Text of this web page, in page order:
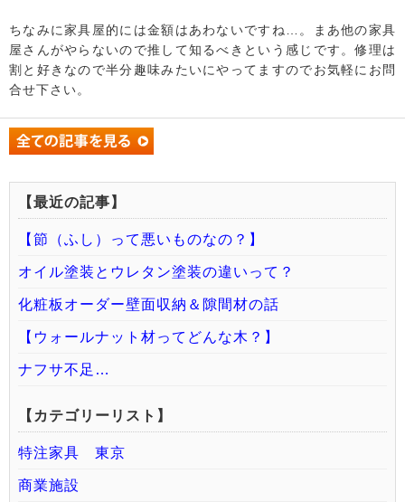
ちなみに家具屋的には金額はあわないですね…。まあ他の家具
屋さんがやらないので推して知るべきという感じです。修理は
割と好きなので半分趣味みたいにやってますのでお気軽にお問
合せ下さい。
【最近の記事】
【節（ふし）って悪いものなの？】
オイル塗装とウレタン塗装の違いって？
化粧板オーダー壁面収納＆隙間材の話
【ウォールナット材ってどんな木？】
ナフサ不足…
【カテゴリーリスト】
特注家具 東京
商業施設